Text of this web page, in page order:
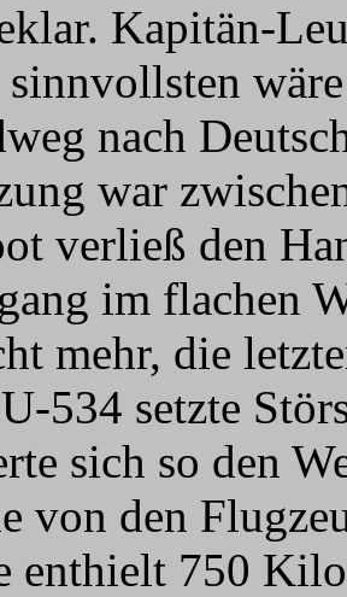
Kapitän-
sinnvollsten
nach
war
verließ den
im flachen
mehr, die
534 setzte
sich so den
von den
enthielt 750